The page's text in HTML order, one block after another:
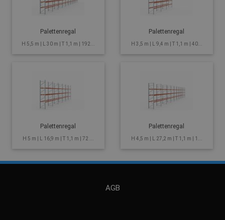
Palettenregal
H 5,5 m | L 30 m | T 1,1 m | 192...
Palettenregal
H 3,5 m | L 9,4 m | T 1,1 m | 40...
Palettenregal
H 5 m | L 16,9 m | T 1,1 m | 72 ...
Palettenregal
H 4,5 m | L 27,2 m | T 1,1 m | 1...
AGB